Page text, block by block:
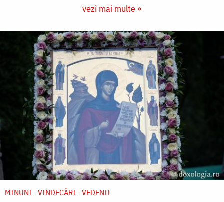
vezi mai multe »
MINUNI - VINDECĂRI - VEDENII